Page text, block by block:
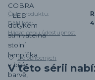
Číslo produktu:
EAN kód:
Hlídat cenu / dostupnost
Do oblíbených
V této sérii